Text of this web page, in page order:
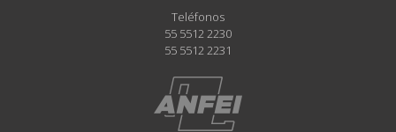
Teléfonos
55 5512 2230
55 5512 2231